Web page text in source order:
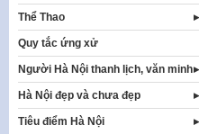
Thể Thao
Quy tắc ứng xử
Người Hà Nội thanh lịch, văn minh
Hà Nội đẹp và chưa đẹp
Tiêu điểm Hà Nội